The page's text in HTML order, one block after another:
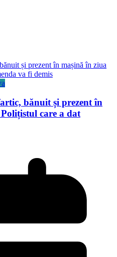
bănuit și prezent în
care a dat